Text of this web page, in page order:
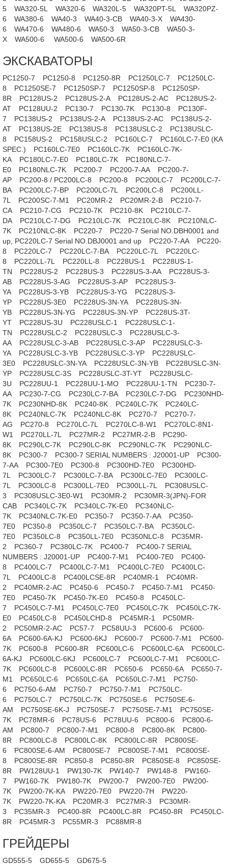
5
WA320-5L WA320-6 WA320L-5 WA320PT-5L
WA320PZ-
6
WA380-6 WA40-3 WA40-3-CB WA40-3-X
WA430-
6
WA470-6 WA480-6 WA50-3 WA50-3-CB
WA50-3-
X
WA500-6 WA500-6 WA500-6R
ЭКСКАВАТОРЫ
PC1250-7 PC1250-8 PC1250-8R PC1250LC-7
PC1250LC-
8
PC1250SE-7 PC1250SP-7 PC1250SP-8
PC1250SP-
8R
PC128US-2 PC128US-2-A PC128US-2-AC
PC128US-2-
AT
PC128UU-2 PC130-7 PC130-7K PC130-8
PC130F-
7
PC138US-2 PC138US-2-A PC138US-2-AC
PC138US-2-
AT
PC138US-2E PC138US-8 PC138USLC-2
PC138USLC-
8
PC158US-2 PC158USLC-2 PC160LC-7
PC160LC-7-E0 (KA
SPEC.)
PC160LC-7E0 PC160LC-7K
PC160LC-7K-
KA
PC180LC-7-E0 PC180LC-7K
PC180NLC-7-
E0
PC180NLC-7K PC200-7 PC200-7-AA
PC200-7-
AP
PC200-8 / PC200LC-8 PC200-8 PC200LC-7
PC200LC-7-
BA
PC200LC-7-BP PC200LC-7L PC200LC-8
PC200LL-
7L
PC200SC-7-M1 PC20MR-2 PC20MR-2-B
PC210-7-
CA
PC210-7-CG PC210-7K PC210-8K
PC210LC-7-
DA
PC210LC-7-DG PC210LC-7K PC210LC-8K
PC210NLC-
7K
PC210NLC-8K PC220-7
PC220-7 Serial NO.DBH0001 and
up, PC220LC-7 Serial NO.DBJ0001 and up
PC220-7-AA
PC220-
8
PC220LC-7 PC220LC-7-BA PC220LC-7L
PC220LC-
8
PC220LL-7L PC220LL-8 PC228US-1
PC228US-1-
TN
PC228US-2 PC228US-3 PC228US-3-AA
PC228US-3-
AB
PC228US-3-AG PC228US-3-AP
PC228US-3-
YA
PC228US-3-YB PC228US-3-YG
PC228US-3-
YP
PC228US-3E0 PC228US-3N-YA
PC228US-3N-
YB
PC228US-3N-YG PC228US-3N-YP
PC228US-3T-
YT
PC228US-3U PC228USLC-1
PC228USLC-1-
TN
PC228USLC-2 PC228USLC-3
PC228USLC-3-
AA
PC228USLC-3-AB PC228USLC-3-AP
PC228USLC-3-
YA
PC228USLC-3-YB PC228USLC-3-YP
PC228USLC-
3E0
PC228USLC-3N-YA PC228USLC-3N-YB
PC228USLC-3N-
YP
PC228USLC-3S PC228USLC-3T-YT
PC228USLC-
3U
PC228UU-1 PC228UU-1-MO PC228UU-1-TN
PC230-7-
AA
PC230-7-CG PC230LC-7-BA PC230LC-7-DG
PC230NHD-
7K
PC230NHD-8K PC240-8K PC240LC-7K
PC240LC-
8K
PC240NLC-7K PC240NLC-8K PC270-7
PC270-7-
AG
PC270-8 PC270LC-7L PC270LC-8-W1
PC270LC-8N1-
W1
PC270LL-7L PC27MR-2 PC27MR-2-B
PC290-
8K
PC290LC-7K PC290LC-8K PC290NLC-7K
PC290NLC-
8K
PC300-7 PC300-7 SERIAL NUMBERS : J20001-UP
PC300-
7-AA
PC300-7E0 PC300-8 PC300HD-7E0
PC300HD-
7L
PC300LC-7 PC300LC-7-BA PC300LC-7E0
PC300LC-
7L
PC300LC-8 PC300LL-7E0 PC300LL-7L
PC308USLC-
3
PC308USLC-3E0-W1 PC30MR-2
PC30MR-3(JPN)-FOR
CAB
PC340LC-7K PC340LC-7K-E0
PC340NLC-
7K
PC340NLC-7K-E0 PC350-7 PC350-7-AA
PC350-
7E0
PC350-8 PC350LC-7 PC350LC-7-BA
PC350LC-
7E0
PC350LC-8 PC350LL-7E0 PC350NLC-8
PC35MR-
2
PC360-7 PC380LC-7K PC400-7
PC400-7 SERIAL
NUMBERS : J20001-UP
PC400-7-M1 PC400-7E0
PC400-
8
PC400LC-7 PC400LC-7-M1 PC400LC-7E0
PC400LC-
7L
PC400LC-8 PC400LCSE-8R PC40MR-1
PC40MR-
2
PC40MR-2-AC PC450-6 PC450-7 PC450-7-M1
PC450-
7E0
PC450-7K PC450-7K-E0 PC450-8
PC450LC-
7
PC450LC-7-M1 PC450LC-7E0 PC450LC-7K
PC450LC-7K-
E0
PC450LC-8 PC450LCHD-8 PC45MR-1
PC50MR-
2
PC50MR-2-AC PC57-7 PC58UU-3 PC600-6
PC600-
6A
PC600-6A-KJ PC600-6KJ PC600-7 PC600-7-M1
PC600-
7K
PC600-8 PC600-8R PC600LC-6 PC600LC-6A
PC600LC-
6A-KJ
PC600LC-6KJ PC600LC-7 PC600LC-7-M1
PC600LC-
7K
PC600LC-8 PC600LC-8R PC650-6 PC650-6A
PC650-7-
M1
PC650LC-6 PC650LC-6A PC650LC-7-M1
PC750-
6
PC750-6-AM PC750-7 PC750-7-M1
PC750LC-
6
PC750LC-7 PC750LC-7K PC750SE-6
PC750SE-6-
AM
PC750SE-6K-J PC750SE-7 PC750SE-7-M1
PC750SE-
7K
PC78MR-6 PC78US-6 PC78UU-6 PC800-6
PC800-6-
AM
PC800-7 PC800-7-M1 PC800-8 PC800-8K
PC800-
8R
PC800LC-8 PC800LC-8K PC800LC-8R
PC800SE-
6
PC800SE-6-AM PC800SE-7 PC800SE-7-M1
PC800SE-
8
PC800SE-8R PC850-8 PC850-8R PC850SE-8
PC850SE-
8R
PW128UU-1 PW130-7K PW140-7 PW148-8
PW160-
7
PW160-7K PW180-7K PW200-7 PW200-7E0
PW200-
7K
PW200-7K-KA PW220-7E0 PW220-7H
PW220-
7K
PW220-7K-KA PC20MR-3 PC27MR-3
PC30MR-
3
PC35MR-3 PC400-8R PC400LC-8R PC450-8R
PC450LC-
8R
PC45MR-3 PC55MR-3 PC88MR-8
ГРЕЙДЕРЫ
GD555-5 GD655-5 GD675-5